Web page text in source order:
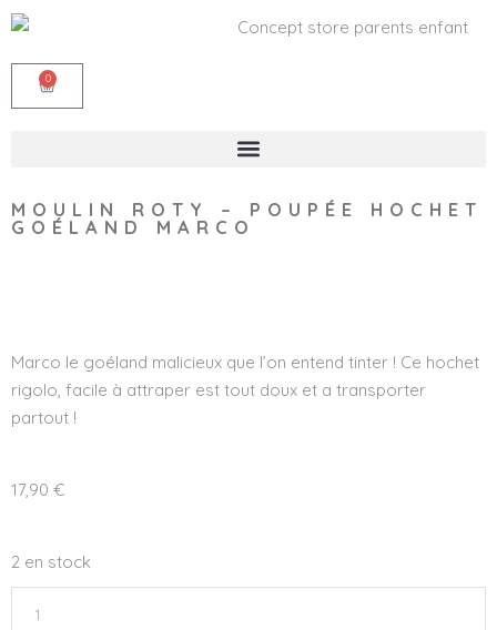
0
MOULIN ROTY – POUPÉE HOCHET
GOÉLAND MARCO
Marco le goéland malicieux que l’on entend tinter ! Ce hochet
rigolo, facile à attraper est tout doux et a transporter
partout !
17,90 €
2 en stock